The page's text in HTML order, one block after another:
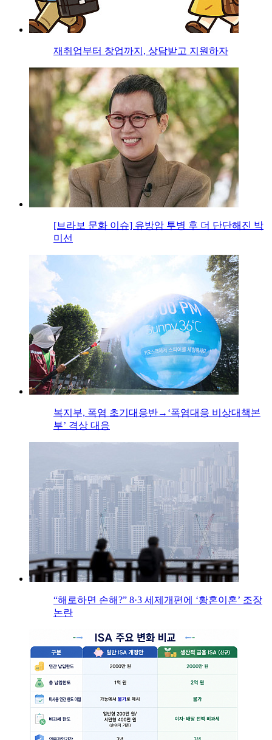
재취업부터 창업까지, 상담받고 지원하자
[브라보 문화 이슈] 유방암 투병 후 더 단단해진 박
미선
복지부, 폭염 초기대응반→‘폭염대응 비상대책본
부’ 격상 대응
“해로하면 손해?” 8·3 세제개편에 ‘황혼이혼’ 조장
논란